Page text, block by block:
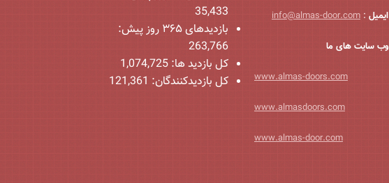
ایمیل :
info@almas-door.com
وب سایت های ما
www.almas-doors.com
www.almasdoors.com
www.almas-door.com
35,433
بازدیدهای ۳۶۵ روز پیش:
263,766
کل بازدید ها: 1,074,725
کل بازدیدکنند‌گان: 121,361